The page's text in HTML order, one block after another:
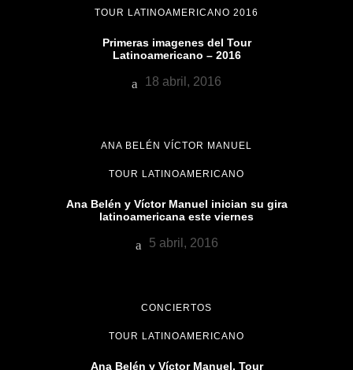
TOUR LATINOAMERICANO 2016
Primeras imagenes del Tour
Latinoamericano – 2016
18 abril, 2016
ANA BELÉN VÍCTOR MANUEL
TOUR LATINOAMERICANO
Ana Belén y Víctor Manuel inician su gira
latinoamericana este viernes
5 abril, 2016
CONCIERTOS
TOUR LATINOAMERICANO
Ana Belén y Víctor Manuel. Tour